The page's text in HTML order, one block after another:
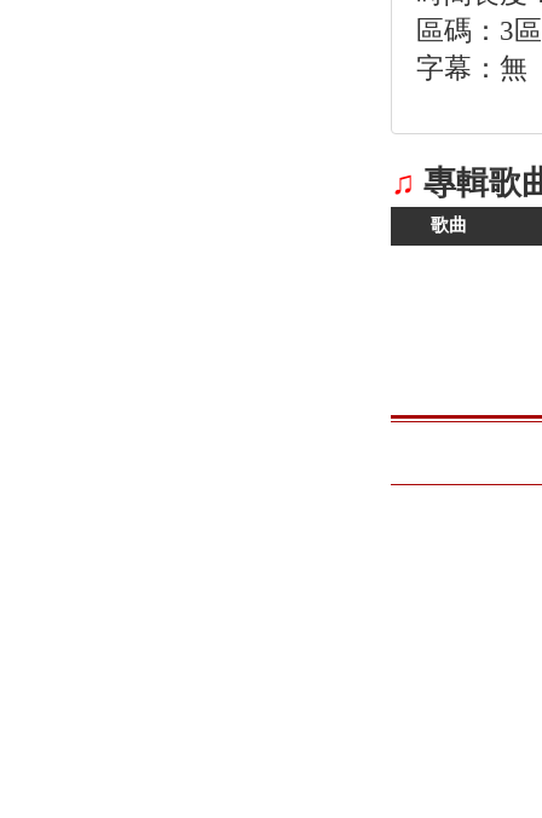
區碼：3區
字幕：無
♫ 專輯歌
歌曲